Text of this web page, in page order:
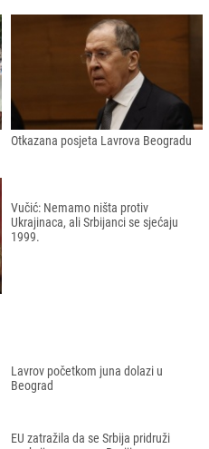
Otkazana posjeta Lavrova Beogradu